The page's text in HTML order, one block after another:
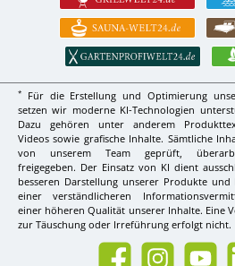
*
Für die Erstellung und Optimierung
setzen wir moderne KI-Technologien
Dazu gehören unter anderem
Videos sowie grafische Inhalte. Sämtliche
von unserem Team geprüft,
freigegeben. Der Einsatz von KI dient
besseren Darstellung unserer Produkte und
einer verständlicheren
einer höheren Qualität unserer Inhalte. Eine
zur Täuschung oder Irreführung erfolgt nicht.